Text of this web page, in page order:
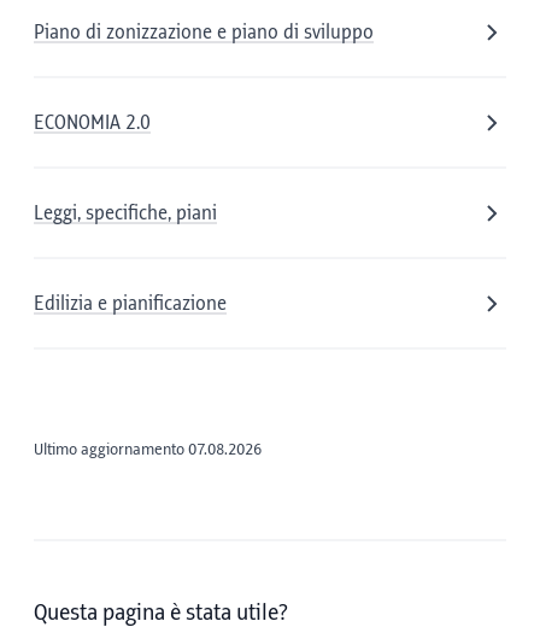
Piano di zonizzazione e piano di sviluppo
ECONOMIA 2.0
Leggi, specifiche, piani
Edilizia e pianificazione
Ultimo aggiornamento 07.08.2026
Questa pagina è stata utile?